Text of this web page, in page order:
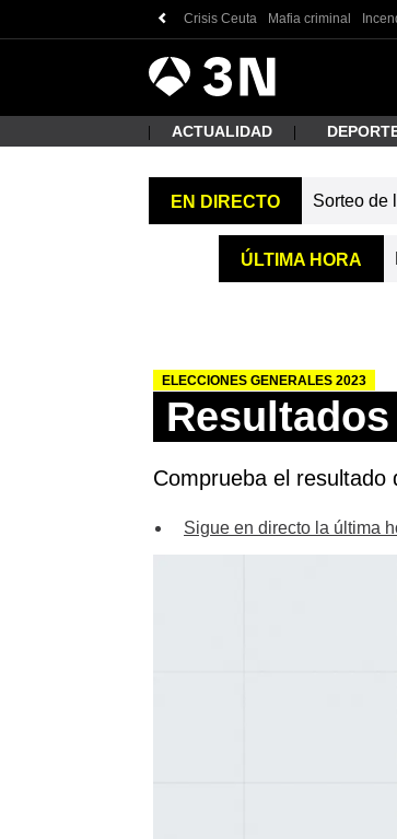
Crisis Ceuta Mafia criminal
3
Noticias
ACTUALIDAD
EN DIRECTO Sorteo de
ÚLTIMA HORA
ELECCIONES GENERALES 2023
Comprueba el resultado
Sigue en directo la última